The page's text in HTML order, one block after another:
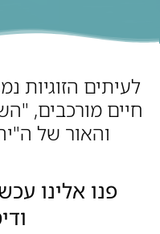
לעיתים הזוגיות
חיים מורכבים,
והאור של
פנו אלינו